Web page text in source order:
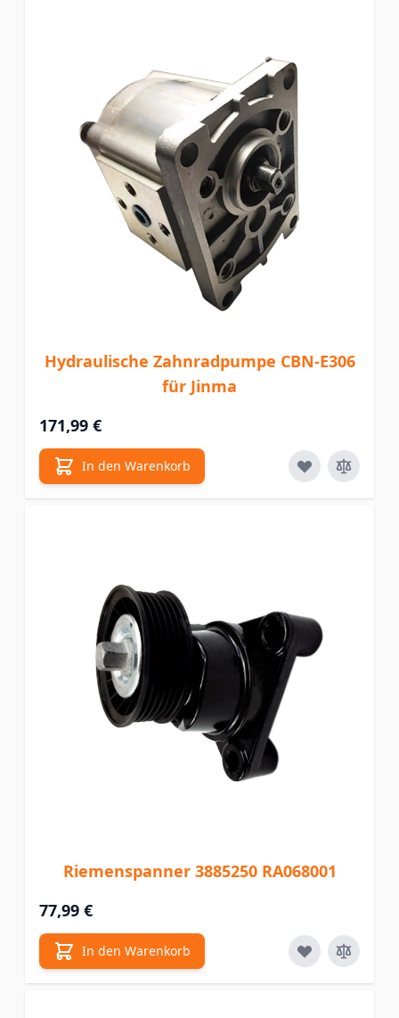
Hydraulische Zahnradpumpe CBN-E306
für Jinma
171,99 €
In den Warenkorb
Riemenspanner 3885250 RA068001
77,99 €
In den Warenkorb